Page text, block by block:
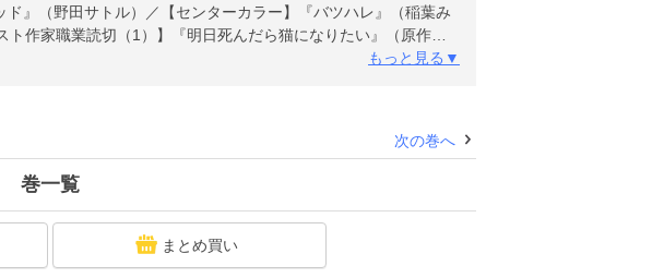
』（野田サトル）／【センターカラー】『バツハレ』（稲葉み
作家職業読切（1）】『明日死んだら猫になりたい』（原作：
もっと見る▼
次の巻へ
巻一覧
まとめ買い